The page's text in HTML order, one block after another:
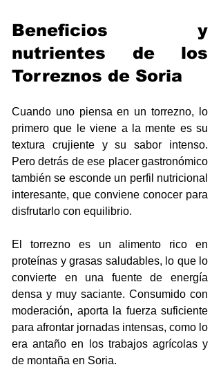
Beneficios y
nutrientes de los
Torreznos de Soria
Cuando uno piensa en un torrezno, lo
primero que le viene a la mente es su
textura crujiente y su sabor intenso.
Pero detrás de ese placer gastronómico
también se esconde un perfil nutricional
interesante, que conviene conocer para
disfrutarlo con equilibrio.
El torrezno es un alimento rico en
proteínas y grasas saludables, lo que lo
convierte en una fuente de energía
densa y muy saciante. Consumido con
moderación, aporta la fuerza suficiente
para afrontar jornadas intensas, como lo
era antaño en los trabajos agrícolas y
de montaña en Soria.